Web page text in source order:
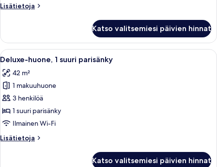
sänkyä)
Lisätietoja
Lisätietoja
executive-
huone
(kaksi
Katso valitsemiesi päivien hinnat
Avaa
kaikki
huonetyypin
Deluxe-
huone,
1
suuri
kuvat
Hotellihuone, jossa on suuri sänky,
5
Deluxe-huone, 1 suuri parisänky
42 m²
1 makuuhuone
3 henkilöä
1 suuri parisänky
Ilmainen Wi-Fi
Lisätietoja
Lisätietoja
Katso valitsemiesi päivien hinnat